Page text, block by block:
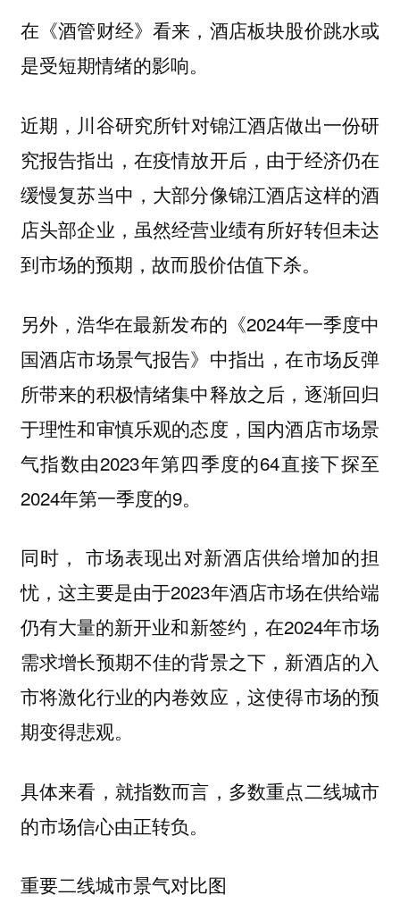
在《酒管财经》看来，酒店板块股价跳水或
是受短期情绪的影响。
近期， 川谷研究所针对锦江酒店做出一份研
究报告指出，在疫情放开后，由于经济仍在
缓慢复苏当中，大部分像锦江酒店这样的酒
店头部企业，虽然经营业绩有所好转但未达
到市场的预期，故而股价估值下杀。
另外，浩华在最新发布的《2024年一季度中
国酒店市场景气报告》中指出，在市场反弹
所带来的积极情绪集中释放之后，逐渐回归
于理性和审慎乐观的态度，国内酒店市场景
气指数由2023年第四季度的64直接下探至
2024年第一季度的9。
同时， 市场表现出对新酒店供给增加的担
忧，这主要是由于2023年酒店市场在供给端
仍有大量的新开业和新签约，在2024年市场
需求增长预期不佳的背景之下，新酒店的入
市将激化行业的内卷效应，这使得市场的预
期变得悲观。
具体来看，就指数而言，多数重点二线城市
的市场信心由正转负。
重要二线城市景气对比图